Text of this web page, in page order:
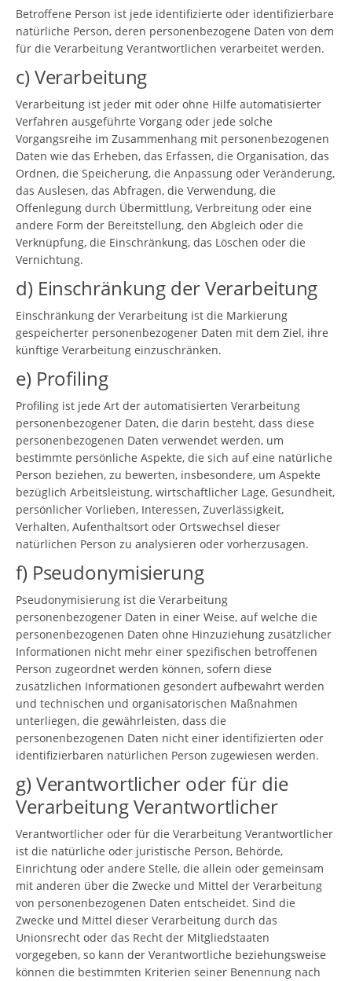
Betroffene Person ist jede identifizierte oder identifizierbare
natürliche Person, deren personenbezogene Daten von dem
für die Verarbeitung Verantwortlichen verarbeitet werden.
c) Verarbeitung
Verarbeitung ist jeder mit oder ohne Hilfe automatisierter
Verfahren ausgeführte Vorgang oder jede solche
Vorgangsreihe im Zusammenhang mit personenbezogenen
Daten wie das Erheben, das Erfassen, die Organisation, das
Ordnen, die Speicherung, die Anpassung oder Veränderung,
das Auslesen, das Abfragen, die Verwendung, die
Offenlegung durch Übermittlung, Verbreitung oder eine
andere Form der Bereitstellung, den Abgleich oder die
Verknüpfung, die Einschränkung, das Löschen oder die
Vernichtung.
d) Einschränkung der Verarbeitung
Einschränkung der Verarbeitung ist die Markierung
gespeicherter personenbezogener Daten mit dem Ziel, ihre
künftige Verarbeitung einzuschränken.
e) Profiling
Profiling ist jede Art der automatisierten Verarbeitung
personenbezogener Daten, die darin besteht, dass diese
personenbezogenen Daten verwendet werden, um
bestimmte persönliche Aspekte, die sich auf eine natürliche
Person beziehen, zu bewerten, insbesondere, um Aspekte
bezüglich Arbeitsleistung, wirtschaftlicher Lage, Gesundheit,
persönlicher Vorlieben, Interessen, Zuverlässigkeit,
Verhalten, Aufenthaltsort oder Ortswechsel dieser
natürlichen Person zu analysieren oder vorherzusagen.
f) Pseudonymisierung
Pseudonymisierung ist die Verarbeitung
personenbezogener Daten in einer Weise, auf welche die
personenbezogenen Daten ohne Hinzuziehung zusätzlicher
Informationen nicht mehr einer spezifischen betroffenen
Person zugeordnet werden können, sofern diese
zusätzlichen Informationen gesondert aufbewahrt werden
und technischen und organisatorischen Maßnahmen
unterliegen, die gewährleisten, dass die
personenbezogenen Daten nicht einer identifizierten oder
identifizierbaren natürlichen Person zugewiesen werden.
g) Verantwortlicher oder für die
Verarbeitung Verantwortlicher
Verantwortlicher oder für die Verarbeitung Verantwortlicher
ist die natürliche oder juristische Person, Behörde,
Einrichtung oder andere Stelle, die allein oder gemeinsam
mit anderen über die Zwecke und Mittel der Verarbeitung
von personenbezogenen Daten entscheidet. Sind die
Zwecke und Mittel dieser Verarbeitung durch das
Unionsrecht oder das Recht der Mitgliedstaaten
vorgegeben, so kann der Verantwortliche beziehungsweise
können die bestimmten Kriterien seiner Benennung nach